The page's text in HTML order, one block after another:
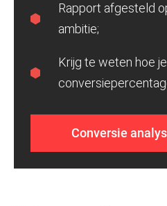
Rapport afgesteld
ambitie;
Krijg te weten hoe
Conversie